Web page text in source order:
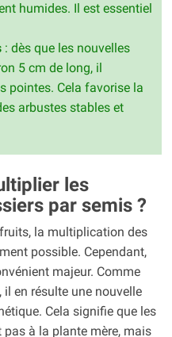
humides. Il est essentiel
: dès que les nouvelles
5 cm de long, il
pointes. Cela favorise la
arbustes stables et
les
par semis ?
la multiplication des
possible. Cependant,
majeur. Comme
en résulte une nouvelle
Cela signifie que les
à la plante mère, mais